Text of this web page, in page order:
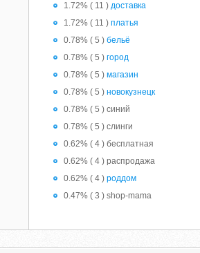
1.72% ( 11 ) доставка
1.72% ( 11 ) платья
0.78% ( 5 ) бельё
0.78% ( 5 ) город
0.78% ( 5 ) магазин
0.78% ( 5 ) новокузнецк
0.78% ( 5 ) синий
0.78% ( 5 ) слинги
0.62% ( 4 ) бесплатная
0.62% ( 4 ) распродажа
0.62% ( 4 ) роддом
0.47% ( 3 ) shop-mama